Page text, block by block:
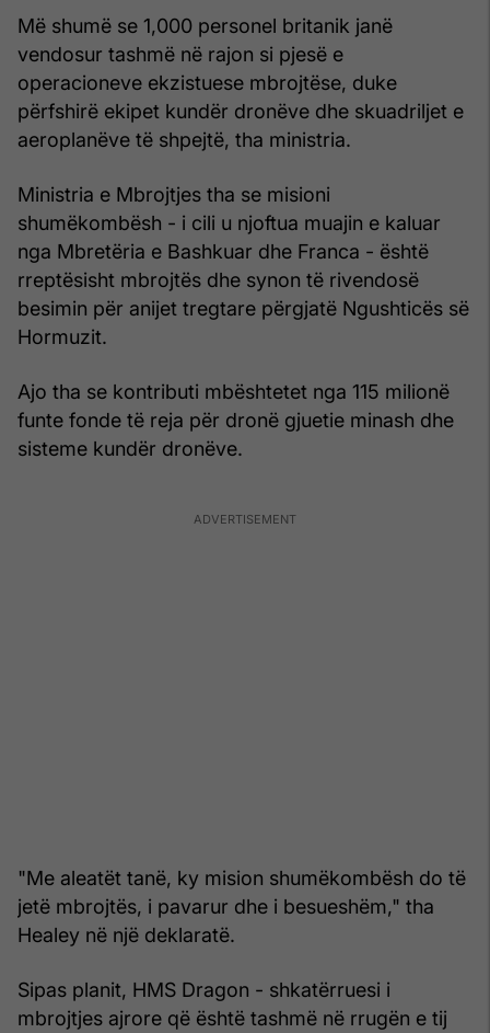
Më shumë se 1,000 personel britanik janë
vendosur tashmë në rajon si pjesë e
operacioneve ekzistuese mbrojtëse, duke
përfshirë ekipet kundër dronëve dhe skuadriljet e
aeroplanëve të shpejtë, tha ministria.
Ministria e Mbrojtjes tha se misioni
shumëkombësh - i cili u njoftua muajin e kaluar
nga Mbretëria e Bashkuar dhe Franca - është
rreptësisht mbrojtës dhe synon të rivendosë
besimin për anijet tregtare përgjatë Ngushticës së
Hormuzit.
Ajo tha se kontributi mbështetet nga 115 milionë
funte fonde të reja për dronë gjuetie minash dhe
sisteme kundër dronëve.
"Me aleatët tanë, ky mision shumëkombësh do të
jetë mbrojtës, i pavarur dhe i besueshëm," tha
Healey në një deklaratë.
Sipas planit, HMS Dragon - shkatërruesi i
mbrojtjes ajrore që është tashmë në rrugën e tij